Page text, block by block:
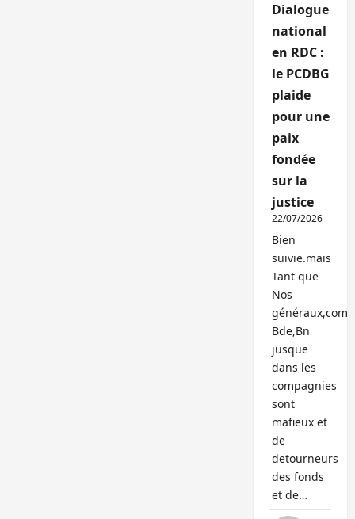
Dialogue
national
en RDC :
le PCDBG
plaide
pour une
paix
fondée
sur la
justice
22/07/2026
Bien
suivie.mais
Tant que
Nos
généraux,com
Bde,Bn
jusque
dans les
compagnies
sont
mafieux et
de
detourneurs
des fonds
et de…